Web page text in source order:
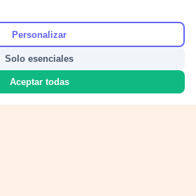
Personalizar
Solo esenciales
Aceptar todas